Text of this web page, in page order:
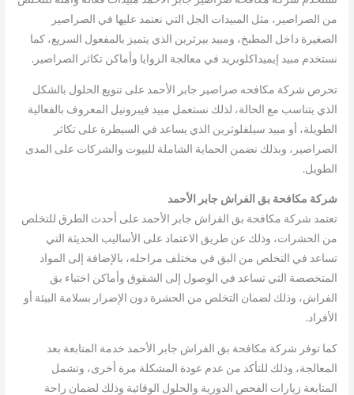
من الصراصير، مثل المبيدات الجل التي نعتمد عليها في الصراصير
الصغيرة داخل المطبخ، ومبيد بيرثرين الذي يتميز بالمفعول السريع، كما
نستخدم مبيد إيميداكلوبريد في معالجة الزوايا وأماكن تكاثر الصراصير.
تحرص شركة مكافحه صراصير جابر الأحمد على تنويع الحلول بالشكل
الذي يتناسب مع الحالة، لذلك نستعمل مبيد فيبرونيل المعروف بالفعالية
الطويلة، أو مبيد سيلفلوثرين الذي يساعد في السيطرة على تكاثر
الصراصير، وبذلك نضمن الحماية الشاملة للبيوت والشركات على المدى
الطويل.
شركة مكافحة بق الفراش جابر الأحمد
تعتمد شركة مكافحة بق الفراش جابر الأحمد على أحدث الطرق للتخلص
من الحشرات، وذلك عن طريق الاعتماد على الأساليب الحديثة التي
تساعد في التخلص من البق في مختلف مراحله، بالإضافة إلى المواد
المتخصصة التي تساعد في الوصول إلى الشقوق وأماكن اختباء بق
الفراش، وذلك لضمان التخلص من الحشرة دون الإضرار بسلامة البيئة أو
الأفراد.
كما توفر شركة مكافحة بق الفراش جابر الأحمد خدمة المتابعة بعد
المعالجة، وذلك للتأكد من عدم عودة المشكلة مرة أخرى، وتشمل
المتابعة زيارات الفحص الدورية والحلول الوقائية وذلك لضمان راحة